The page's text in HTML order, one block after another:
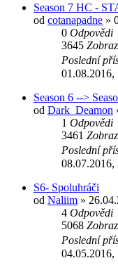
Season 7 HC -
od cotanapadne »
0 Odpovědi
3645
Poslední
01.08.2016,
Season 6 -->
od Dark_Deamon
1 Odpovědi
3461
Poslední
08.07.2016,
S6- Spoluhráči
od Naliim »
4 Odpovědi
5068
Poslední
04.05.2016,